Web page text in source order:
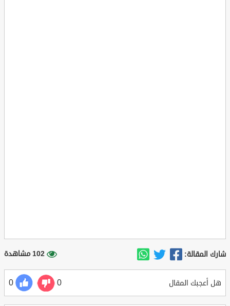
شارك المقالة: 102 مشاهدة
هل أعجبك المقال 0
0